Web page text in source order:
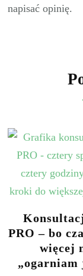
napisać opinię.
PRO – bo
więcej
„ogarniam